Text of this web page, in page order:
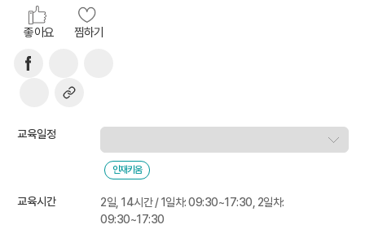
좋아요 찜하기
교육일정
인재키움
교육시간
2일, 14시간 / 1일차: 09:30~17:30, 2일차:
09:30~17:30